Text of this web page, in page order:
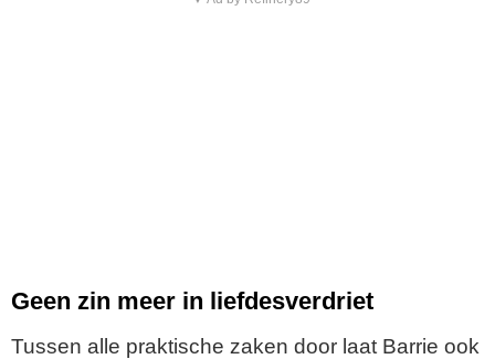
Geen zin meer in liefdesverdriet
Tussen alle praktische zaken door laat Barrie ook